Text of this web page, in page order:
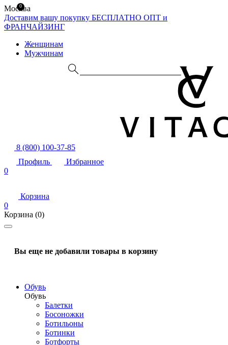
Москва
Доставим вашу покупку БЕСПЛАТНО ОПТ и
ФРАНЧАЙЗИНГ
Женщинам
Мужчинам
8 (800) 100-37-85
Профиль
Избранное
0
Корзина
0
Корзина (0)
Вы еще не добавили товары в корзину
Обувь
Обувь
Балетки
Босоножки
Ботильоны
Ботинки
Ботфорты
0